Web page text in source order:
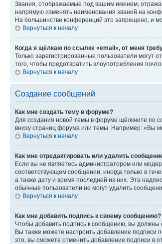
Звания, отображаемые под вашим именем,
напрямую изменять наименования званий на
На большинстве конференций это запрещено, и
Вернуться к началу
Когда я щёлкаю по ссылке «email», от меня
Только зарегистрированные пользователи могут
того, чтобы предотвратить злоупотребления
Вернуться к началу
Создание сообщений
Как мне создать тему в форуме?
Для создания новой темы в форуме щёлкните по
внизу страниц форума или темы. Например: «Вы
Вернуться к началу
Как мне отредактировать или удалить
Если вы не являетесь администратором или
соответствующем сообщении, иногда только в
а также дату и время последней из них. Эта
обычные пользователи не могут удалить
Вернуться к началу
Как мне добавить подпись к своему сообщению?
Чтобы добавить подпись к сообщению, вы должны
Вы также можете настроить добавление
это, вы сможете отменить добавление подписи в